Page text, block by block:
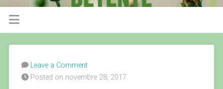
Leave a Comment
Posted on novembre 28, 2017